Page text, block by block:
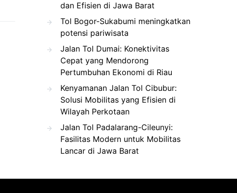
dan Efisien di Jawa Barat
Tol Bogor-Sukabumi meningkatkan
potensi pariwisata
Jalan Tol Dumai: Konektivitas
Cepat yang Mendorong
Pertumbuhan Ekonomi di Riau
Kenyamanan Jalan Tol Cibubur:
Solusi Mobilitas yang Efisien di
Wilayah Perkotaan
Jalan Tol Padalarang-Cileunyi:
Fasilitas Modern untuk Mobilitas
Lancar di Jawa Barat